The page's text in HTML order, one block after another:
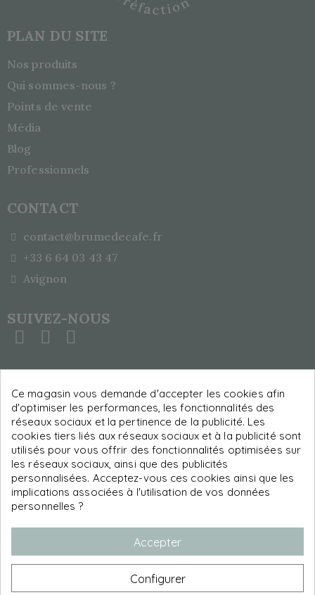
PLAN DU SITE
Nos produits
Qui sommes-nous ?
Points de vente
Média
Blog
Professionnels
CONTACT
contact@brumedecafe.fr
+33 6 64 03 43 47
Avignon
SUIVEZ-NOUS
NOUVEAUTÉS CAFÉ ET COULISSES DE
L’ATELIER
Rejoignez notre newsletter torréfiée
S’abonner
Mentions légales
Politiques de confidentialité
Ce magasin vous demande d'accepter les cookies afin
d'optimiser les performances, les fonctionnalités des
réseaux sociaux et la pertinence de la publicité. Les
cookies tiers liés aux réseaux sociaux et à la publicité sont
utilisés pour vous offrir des fonctionnalités optimisées sur
les réseaux sociaux, ainsi que des publicités
personnalisées. Acceptez-vous ces cookies ainsi que les
implications associées à l'utilisation de vos données
personnelles ?
Accepter
Configurer